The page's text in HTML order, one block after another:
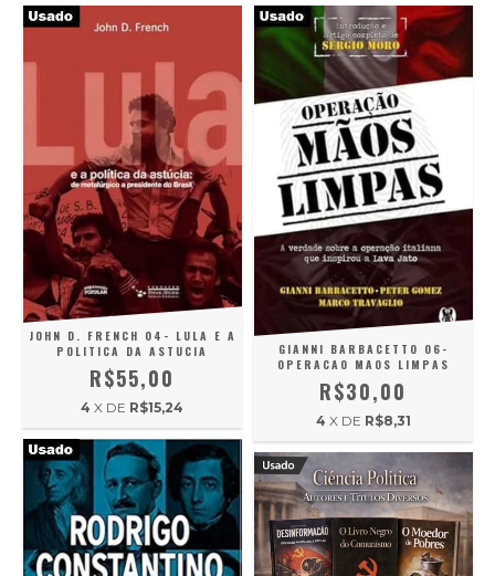
JOHN D. FRENCH 04- LULA E A
POLITICA DA ASTUCIA
R$55,00
4 X DE R$15,24
GIANNI BARBACETTO 06-
OPERACAO MAOS LIMPAS
R$30,00
4 X DE R$8,31